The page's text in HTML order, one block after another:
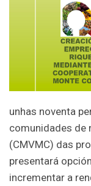
unhas noventa
comunidades de
(CMVMC) das
presentará
incrementar a